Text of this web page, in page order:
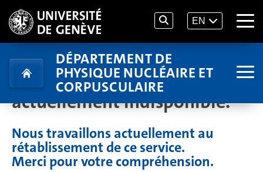
EN
Le service demandé est
actuellement indisponible.
Nous travaillons actuellement au
rétablissement de ce service.
Merci pour votre compréhension.
DÉPARTEMENT DE
PHYSIQUE NUCLÉAIRE ET
CORPUSCULAIRE